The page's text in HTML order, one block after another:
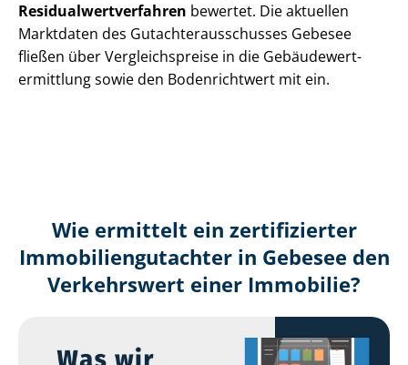
Re­si­du­al­wert­ver­fah­ren bewertet. Die aktuellen
Marktdaten des Gut­ach­ter­aus­schus­ses Gebesee
fließen über Ver­gleichs­prei­se in die Ge­bäu­de­wert­
ermitt­lung sowie den Bodenrichtwert mit ein.
Wie ermittelt ein zertifizierter
Immobilien­gutachter in Gebesee den
Verkehrswert einer Immobilie?